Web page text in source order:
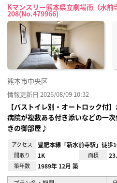
Kマンスリー熊本県立劇場南（水前
208(No.479966)
熊本市中央区
情報更新日 2026/08/09 10:32
【バストイレ別・オートロック付
病院が複数ある付き添いなどの一
きの御部屋♪
アクセス 豊肥本線「新水前寺駅」徒歩
間取り 1K 面積
築年数 1989年 12月 築